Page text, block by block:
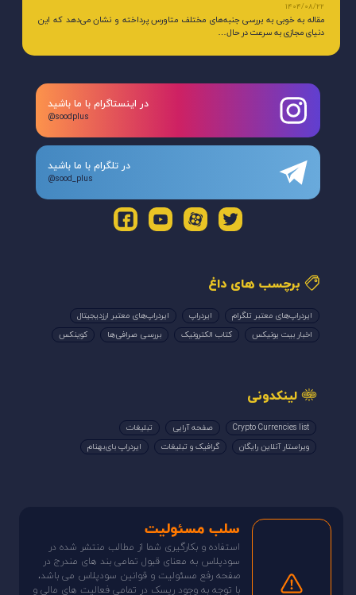
1404/08/22
مقاله به خوبی به بررسی جنبه‌های مختلف متاورس پرداخته و نشان می‌دهد که این
دنیای مجازی به سرعت در حال…
در اینستاگرام با ما باشید
@soodplus
در تلگرام با ما باشید
@sood_plus
برچسب های داغ
ایردراپ‌های معتبر تلگرام ایردراپ
ایردراپ‌های معتبر ارزدیجیتال
اخبار بیت یونیکس
کتاب الکترونیک بررسی صرافی‌ها کوینکس
لینکدونی
Crypto Currencies list صفحه آرایی
تبلیغات
ویراستار آنلاین رایگان
گرافیک و تبلیغات ایردراپ بای‌بهنام
سلب مسئولیت
استفاده و بکارگیری شما از مطالب منتشر شده در
سودپلاس به معنای قبول تمامی بند های مندرج در
صفحه رفع مسئولیت و قوانین سودپلاس می باشد،
با توجه به وجود ریسک در تمامی فعالیت های مالی و